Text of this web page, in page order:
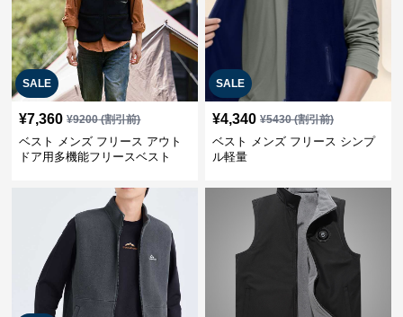
SALE
¥7,360 ¥9200(割引前)
ベスト メンズ フリース アウト
ドア用多機能フリースベスト
SALE
¥4,340 ¥5430(割引前)
ベスト メンズ フリース シンプ
ル軽量